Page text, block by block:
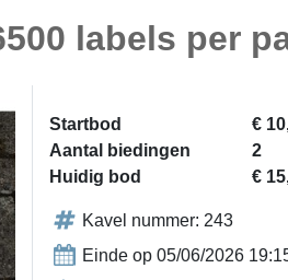
labels per
Startbod
€
Aantal biedingen
2
Huidig bod
€
Kavel nummer: 243
Einde op 05/06/2026